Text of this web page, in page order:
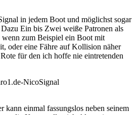
in jedem Boot und möglichst sogar
Ein bis Zwei weiße Patronen als
zum Beispiel ein Boot mit
oder eine Fähre auf Kollision näher
für den ich hoffe nie eintretenden
kann einmal fassungslos neben seinem